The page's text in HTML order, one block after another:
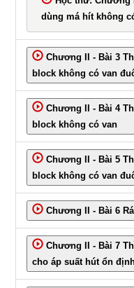
dùng má hít không
Chương II - Bài 3
block không có van
Chương II - Bài 4
block không có van
Chương II - Bài 5
block không có van
Chương II - Bài 6
Chương II - Bài 7
cho áp suất hút ổn